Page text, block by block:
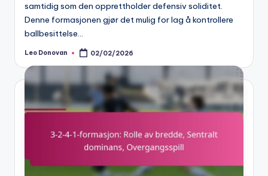
samtidig som den opprettholder defensiv soliditet.
Denne formasjonen gjør det mulig for lag å kontrollere
ballbesittelse…
Posted
Leo Donovan 02/02/2026